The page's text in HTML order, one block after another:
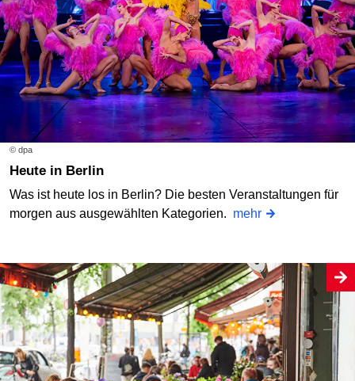
© dpa
Heute in Berlin
Was ist heute los in Berlin? Die besten Veranstaltungen für
morgen aus ausgewählten Kategorien. mehr